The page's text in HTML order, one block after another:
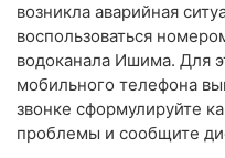
возникла аварийная
воспользоваться
водоканала Ишима. Для
мобильного телефона
звонке сформулируйте
проблемы и сообщите